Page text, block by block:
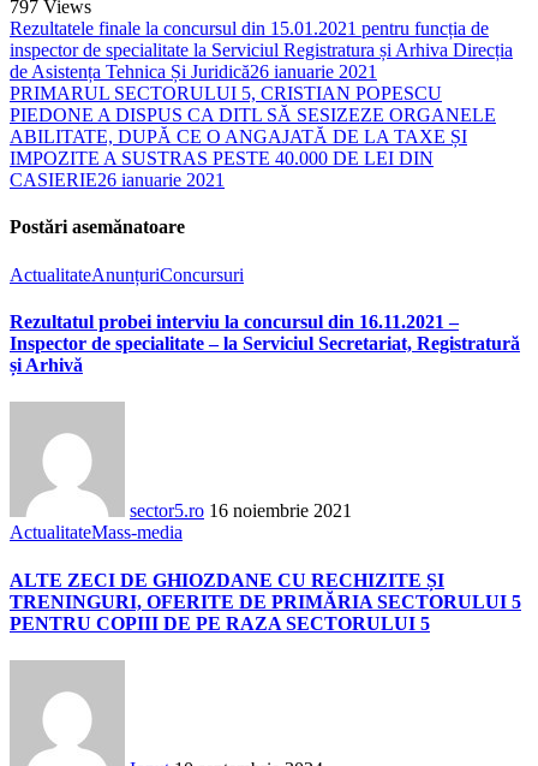
797 Views
Rezultatele finale la concursul din 15.01.2021 pentru funcția de
inspector de specialitate la Serviciul Registratura și Arhiva Direcția
de Asistența Tehnica Și Juridică26 ianuarie 2021
PRIMARUL SECTORULUI 5, CRISTIAN POPESCU
PIEDONE A DISPUS CA DITL SĂ SESIZEZE ORGANELE
ABILITATE, DUPĂ CE O ANGAJATĂ DE LA TAXE ȘI
IMPOZITE A SUSTRAS PESTE 40.000 DE LEI DIN
CASIERIE26 ianuarie 2021
Postări asemănatoare
ActualitateAnunțuriConcursuri
Rezultatul probei interviu la concursul din 16.11.2021 –
Inspector de specialitate – la Serviciul Secretariat, Registratură
și Arhivă
sector5.ro 16 noiembrie 2021
ActualitateMass-media
ALTE ZECI DE GHIOZDANE CU RECHIZITE ȘI
TRENINGURI, OFERITE DE PRIMĂRIA SECTORULUI 5
PENTRU COPIII DE PE RAZA SECTORULUI 5